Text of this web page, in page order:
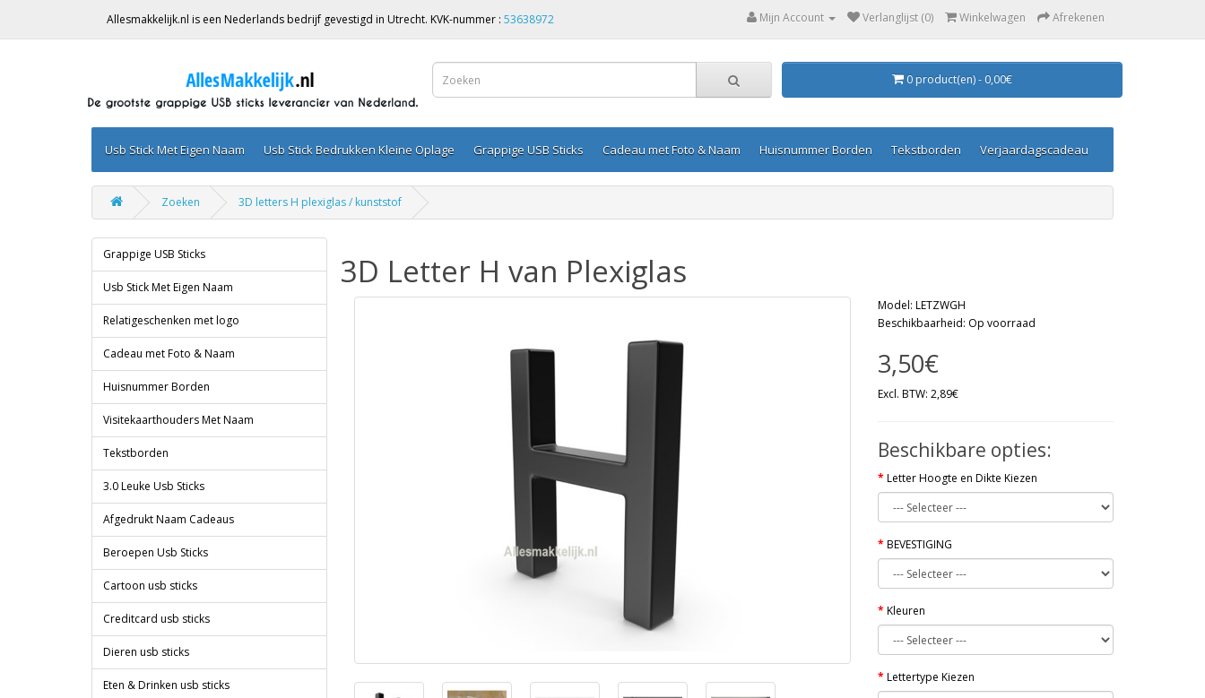
Allesmakkelijk.nl is een Nederlands bedrijf gevestigd in Utrecht. KVK-nummer : 53638972 Mijn Account Verlanglijst (0) Winkelwagen Afrekenen
0 product(en) - 0,00€
Usb Stick Met Eigen Naam Usb Stick Bedrukken Kleine Oplage Grappige USB Sticks Cadeau met Foto & Naam Huisnummer Borden Tekstborden Verjaardagscadeau
Zoeken 3D letters H plexiglas / kunststof
Grappige USB Sticks
Usb Stick Met Eigen Naam
Relatigeschenken met logo
Cadeau met Foto & Naam
Huisnummer Borden
Visitekaarthouders Met Naam
Tekstborden
3.0 Leuke Usb Sticks
Afgedrukt Naam Cadeaus
Beroepen Usb Sticks
Cartoon usb sticks
Creditcard usb sticks
Dieren usb sticks
Eten & Drinken usb sticks
3D Letter H van Plexiglas
Model: LETZWGH
Beschikbaarheid: Op voorraad
3,50€
Excl. BTW: 2,89€
Beschikbare opties:
Letter Hoogte en Dikte Kiezen
BEVESTIGING
Kleuren
Lettertype Kiezen